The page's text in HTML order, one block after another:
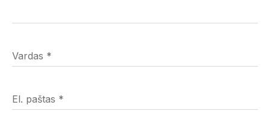
Vardas *
El. paštas *